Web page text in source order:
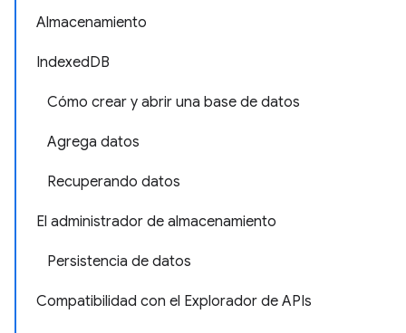
Almacenamiento
IndexedDB
Cómo crear y abrir una base de datos
Agrega datos
Recuperando datos
El administrador de almacenamiento
Persistencia de datos
Compatibilidad con el Explorador de APIs